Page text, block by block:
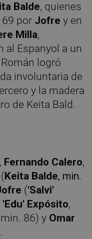
Balde, quienes
por Jofrey en
Milla,
al Espanyol a un
logró
involuntaria de
y la madera
de Keita Bald.
, Fernando Calero,
(Keita Balde, min.
('Salvi'
'Edu' Expósito,
min. 86) y Omar